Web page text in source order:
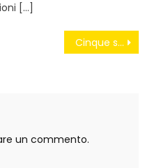
[…]
Cinque stelle a Lioni, Sibilia: ‘Pronto a dormire sotto le trivelle’.. e dedica una stoccata a De Mita
un commento.